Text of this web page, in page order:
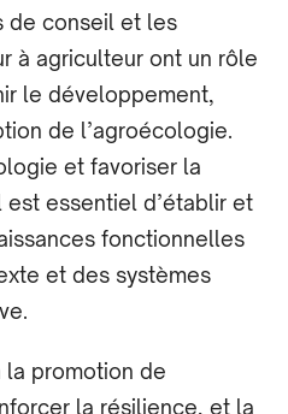
de conseil et les
à agriculteur ont un rôle
le développement,
de l’agroécologie.
et favoriser la
essentiel d’établir et
fonctionnelles
et des systèmes
la promotion de
la résilience, et la